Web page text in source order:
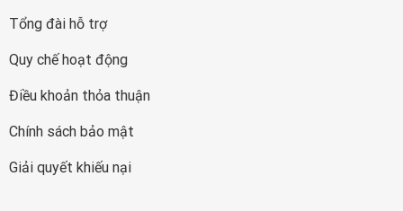
Tổng đài hỗ trợ
Quy chế hoạt động
Điều khoản thỏa thuận
Chính sách bảo mật
Giải quyết khiếu nại